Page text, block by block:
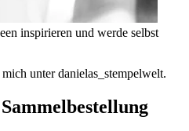
inspirieren und werde selbst
unter danielas_stempelwelt.